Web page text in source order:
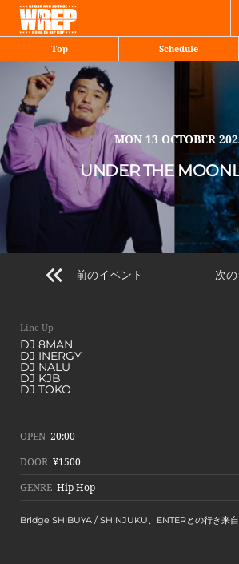
Top Schedule
Share
MON 13 OCTOBER
UNDER THE
前のイベント 次
Line Up
DJ 8MAN
DJ INERGY
DJ NALU
DJ KJB
DJ TOKO
OPEN 20:00
DOOR ¥1500
GENRE Hip Hop
Bridge SHIBUYA / SHINJUKU、ENTERとの行き来自